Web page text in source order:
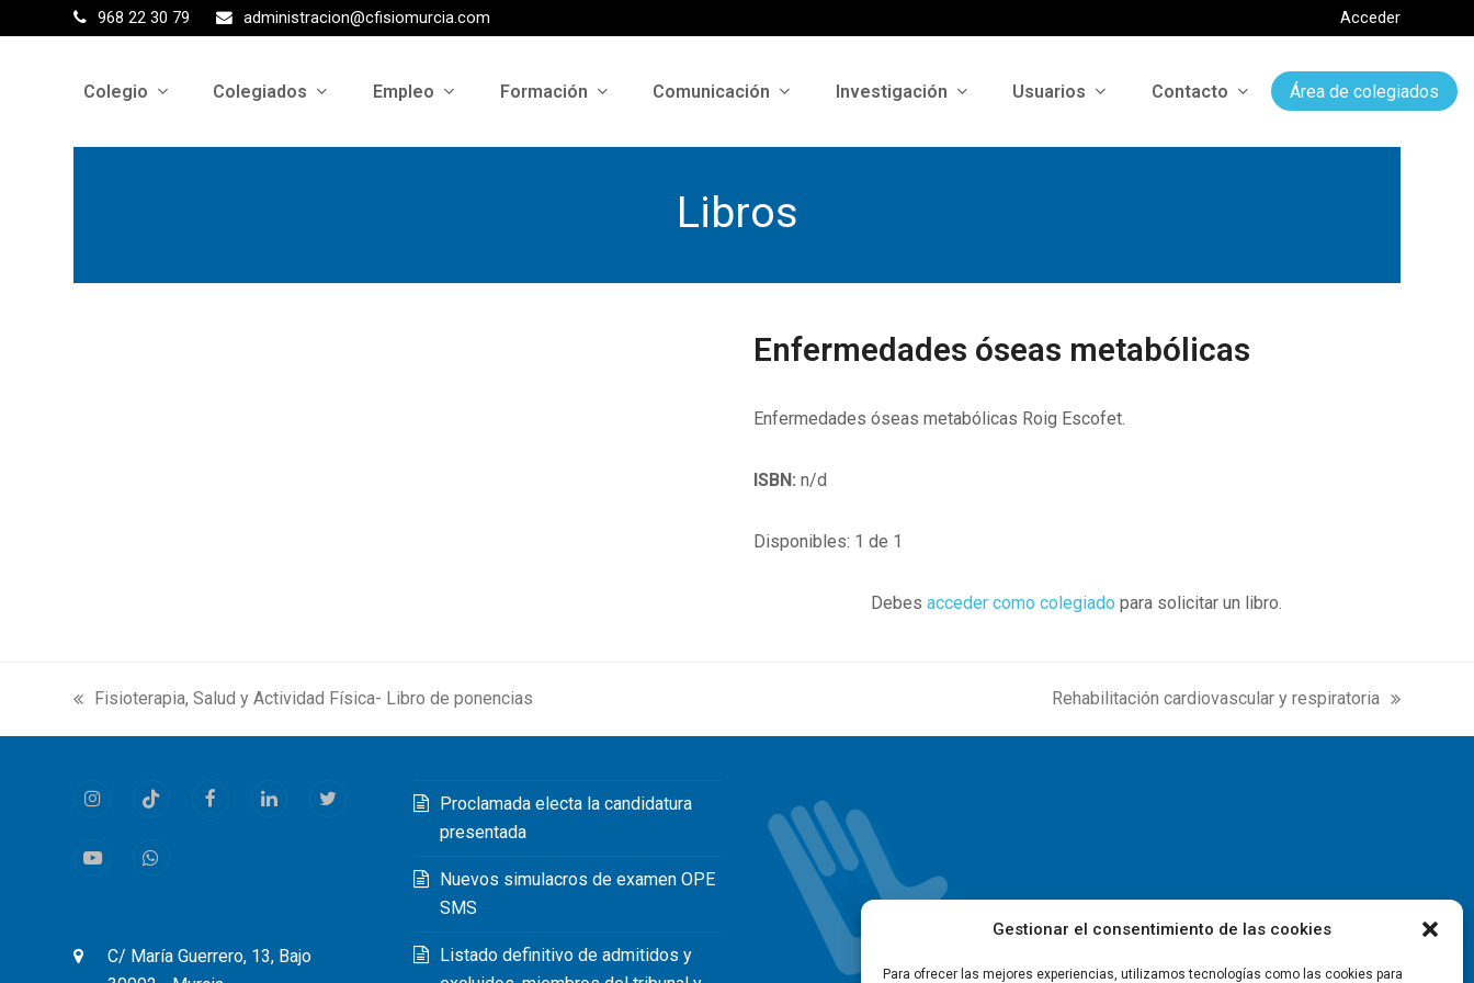
Gestionar el consentimiento de las cookies
Para ofrecer las mejores experiencias, utilizamos tecnologías como las cookies para
968 22 30 79 administracion@cfisiomurcia.com Acceder
Colegio Colegiados Empleo Formación Comunicación Investigación Usuarios Contacto Área de colegiados
Libros
Enfermedades óseas metabólicas
Enfermedades óseas metabólicas Roig Escofet.
ISBN: n/d
Disponibles: 1 de 1
Debesacceder como colegiado para solicitar un libro.
previous
post:
Fisioterapia, Salud y Actividad Física- Libro de ponencias
next
post:
Rehabilitación cardiovascular y respiratoria
InstagramTiktok FacebookLinkedInTwitter
YoutubeWhatsapp
C/ María Guerrero, 13, Bajo
Proclamada electa la candidatura
presentada
Nuevos simulacros de examen OPE
SMS
Listado definitivo de admitidos y